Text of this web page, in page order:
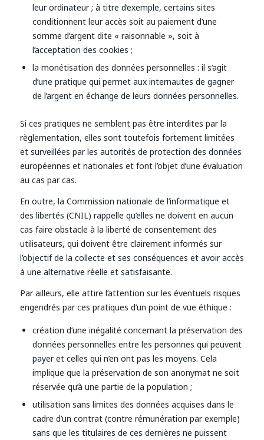
leur ordinateur ; à titre d’exemple, certains sites
conditionnent leur accès soit au paiement d’une
somme d’argent dite « raisonnable », soit à
l’acceptation des cookies ;
la monétisation des données personnelles : il s’agit
d’une pratique qui permet aux internautes de gagner
de l’argent en échange de leurs données personnelles.
Si ces pratiques ne semblent pas être interdites par la
règlementation, elles sont toutefois fortement limitées
et surveillées par les autorités de protection des données
européennes et nationales et font l’objet d’une évaluation
au cas par cas.
En outre, la Commission nationale de l’informatique et
des libertés (CNIL) rappelle qu’elles ne doivent en aucun
cas faire obstacle à la liberté de consentement des
utilisateurs, qui doivent être clairement informés sur
l’objectif de la collecte et ses conséquences et avoir accès
à une alternative réelle et satisfaisante.
Par ailleurs, elle attire l’attention sur les éventuels risques
engendrés par ces pratiques d’un point de vue éthique :
création d’une inégalité concernant la préservation des
données personnelles entre les personnes qui peuvent
payer et celles qui n’en ont pas les moyens. Cela
implique que la préservation de son anonymat ne soit
réservée qu’à une partie de la population ;
utilisation sans limites des données acquises dans le
cadre d’un contrat (contre rémunération par exemple)
sans que les titulaires de ces dernières ne puissent